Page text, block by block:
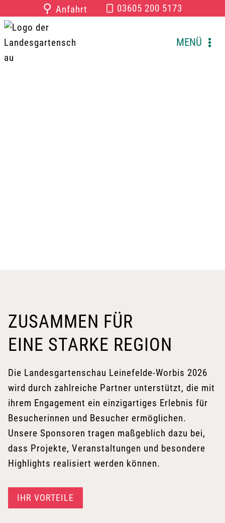
Inhalt
springen
⚲ Anfahrt 03605 200 5173
MENÜ
ZUSAMMEN FÜR
EINE STARKE REGION
Die Landesgartenschau Leinefelde-Worbis 2026
wird durch zahlreiche Partner unterstützt, die mit
ihrem Engagement ein einzigartiges Erlebnis für
Besucherinnen und Besucher ermöglichen.
Unsere Sponsoren tragen maßgeblich dazu bei,
dass Projekte, Veranstaltungen und besondere
Highlights realisiert werden können.
IHR VORTEILE